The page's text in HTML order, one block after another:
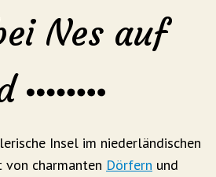
Nes auf
Insel im niederländischen
von charmanten Dörfern und